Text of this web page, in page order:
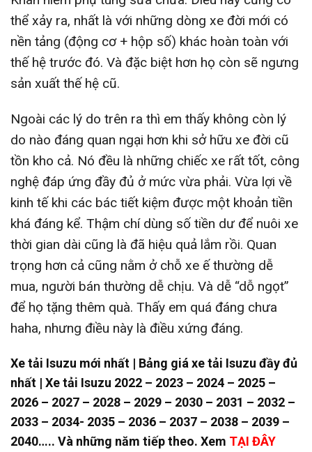
thể xảy ra, nhất là với những dòng xe đời mới có
nền tảng (động cơ + hộp số) khác hoàn toàn với
thế hệ trước đó. Và đặc biệt hơn họ còn sẽ ngưng
sản xuất thế hệ cũ.
Ngoài các lý do trên ra thì em thấy không còn lý
do nào đáng quan ngại hơn khi sở hữu xe đời cũ
tồn kho cả. Nó đều là những chiếc xe rất tốt, công
nghệ đáp ứng đầy đủ ở mức vừa phải. Vừa lợi về
kinh tế khi các bác tiết kiệm được một khoản tiền
khá đáng kể. Thậm chí dùng số tiền dư để nuôi xe
thời gian dài cũng là đã hiệu quả lắm rồi. Quan
trọng hơn cả cũng nằm ở chỗ xe ế thường dễ
mua, người bán thường dễ chịu. Và dễ “dỗ ngọt”
để họ tặng thêm quà. Thấy em quá đáng chưa
haha, nhưng điều này là điều xứng đáng.
Xe tải Isuzu mới nhất | Bảng giá xe tải Isuzu đầy đủ
nhất | Xe tải Isuzu 2022 – 2023 – 2024 – 2025 –
2026 – 2027 – 2028 – 2029 – 2030 – 2031 – 2032 –
2033 – 2034- 2035 – 2036 – 2037 – 2038 – 2039 –
2040….. Và những năm tiếp theo. Xem TẠI ĐÂY